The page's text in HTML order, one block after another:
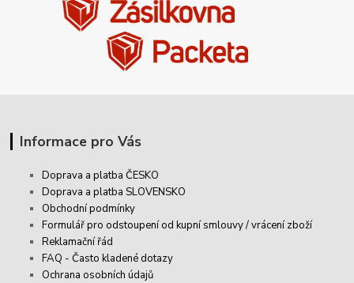
Informace pro Vás
Doprava a platba ČESKO
Doprava a platba SLOVENSKO
Obchodní podmínky
Formulář pro odstoupení od kupní smlouvy / vrácení zboží
Reklamační řád
FAQ - Často kladené dotazy
Ochrana osobních údajů